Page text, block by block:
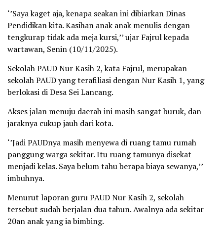
‘’Saya kaget aja, kenapa seakan ini dibiarkan Dinas
Pendidikan kita. Kasihan anak anak menulis dengan
tengkurap tidak ada meja kursi,’’ ujar Fajrul kepada
wartawan, Senin (10/11/2025).
Sekolah PAUD Nur Kasih 2, kata Fajrul, merupakan
sekolah PAUD yang terafiliasi dengan Nur Kasih 1, yang
berlokasi di Desa Sei Lancang.
Akses jalan menuju daerah ini masih sangat buruk, dan
jaraknya cukup jauh dari kota.
‘’Jadi PAUDnya masih menyewa di ruang tamu rumah
panggung warga sekitar. Itu ruang tamunya disekat
menjadi kelas. Saya belum tahu berapa biaya sewanya,’’
imbuhnya.
Menurut laporan guru PAUD Nur Kasih 2, sekolah
tersebut sudah berjalan dua tahun. Awalnya ada sekitar
20an anak yang ia bimbing.